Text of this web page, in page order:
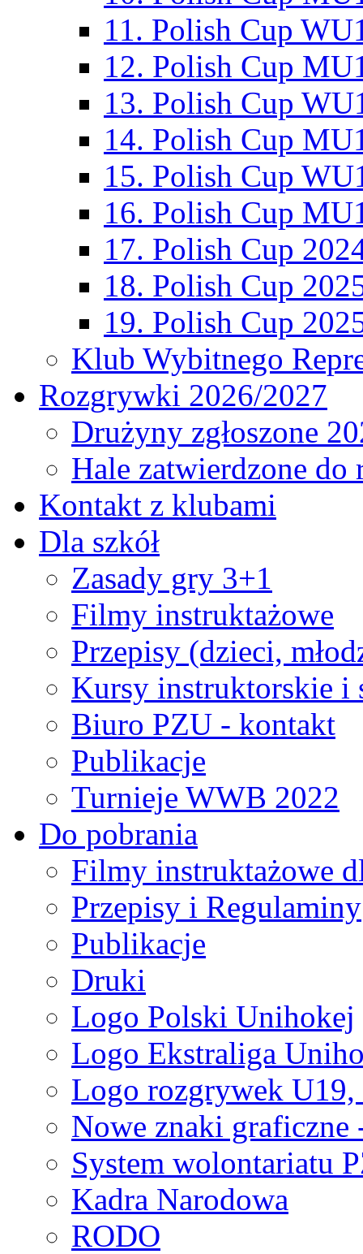
11. Polish Cup
12. Polish Cup
13. Polish Cup
14. Polish Cup
15. Polish Cup
16. Polish Cup
17. Polish Cup
18. Polish Cup
19. Polish Cup
Klub Wybitnego
Rozgrywki 2026/2027
Drużyny zgłoszone
Hale zatwierdzone
Kontakt z klubami
Dla szkół
Zasady gry 3+1
Filmy instruktażowe
Przepisy (dzieci,
Kursy instruktorskie i
Biuro PZU - kontakt
Publikacje
Turnieje WWB 2022
Do pobrania
Filmy instruktażowe
Przepisy i Regulaminy
Publikacje
Druki
Logo Polski Unihokej
Logo Ekstraliga
Logo rozgrywek
Nowe znaki graficzne
System wolontariatu
Kadra Narodowa
RODO